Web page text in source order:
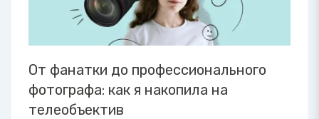
От фанатки до профессионального
фотографа: как я накопила на
телеобъектив